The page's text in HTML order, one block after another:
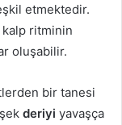
etmektedir.
kalp ritminin
oluşabilir.
bir tanesi
deriyi yavaşça